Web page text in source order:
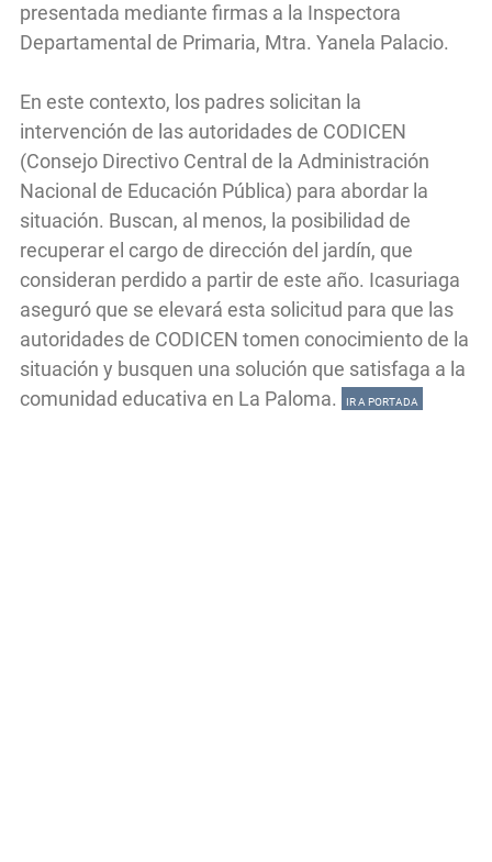
presentada mediante firmas a la Inspectora
Departamental de Primaria, Mtra. Yanela Palacio.
En este contexto, los padres solicitan la
intervención de las autoridades de CODICEN
(Consejo Directivo Central de la Administración
Nacional de Educación Pública) para abordar la
situación. Buscan, al menos, la posibilidad de
recuperar el cargo de dirección del jardín, que
consideran perdido a partir de este año. Icasuriaga
aseguró que se elevará esta solicitud para que las
autoridades de CODICEN tomen conocimiento de la
situación y busquen una solución que satisfaga a la
comunidad educativa en La Paloma.
IR A PORTADA